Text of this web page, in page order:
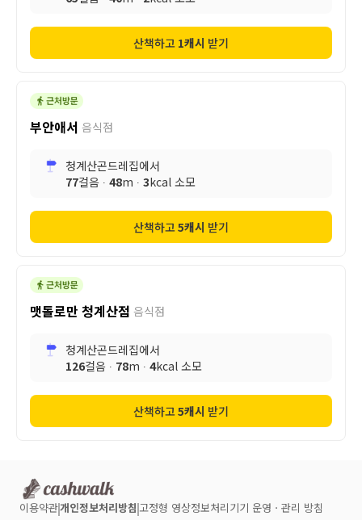
산책하고 1캐시 받기
부안애서 음식점
청계산곤드레집에서
77걸음 ∙ 48m ∙ 3kcal 소모
산책하고5캐시 받기
맷돌로만 청계산점 음식점
청계산곤드레집에서
126걸음 ∙ 78m ∙ 4kcal 소모
산책하고5캐시 받기
이용약관개인정보처리방침 고정형 영상정보처리기기 운영ㆍ관리 방침